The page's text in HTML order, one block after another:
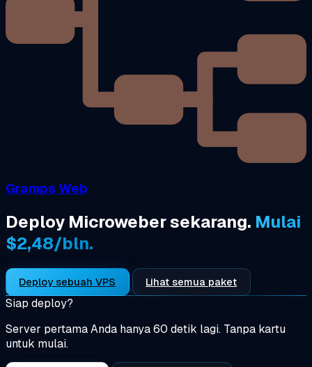
Gramps Web
Deploy Microweber sekarang. Mulai
$2,48/bln.
Deploy sebuah VPS Lihat semua paket
Siap deploy?
Server pertama Anda hanya 60 detik lagi. Tanpa kartu
untuk mulai.